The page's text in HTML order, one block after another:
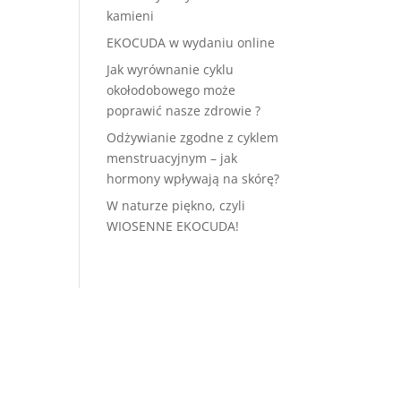
kamieni
EKOCUDA w wydaniu online
Jak wyrównanie cyklu
okołodobowego może
poprawić nasze zdrowie ?
Odżywianie zgodne z cyklem
menstruacyjnym – jak
hormony wpływają na skórę?
W naturze piękno, czyli
WIOSENNE EKOCUDA!